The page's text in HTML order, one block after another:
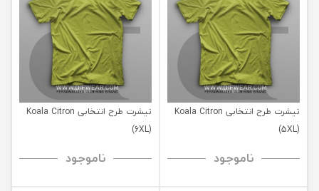
تیشرت طرح انتخابی Koala Citron
(5XL)
ناموجود
تیشرت طرح انتخابی Koala Citron
(6XL)
ناموجود